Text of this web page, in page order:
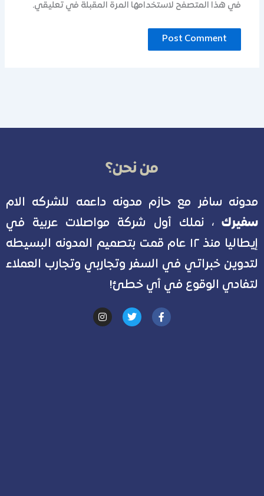
في هذا المتصفح لاستخدامها المرة المقبلة في تعليقي.
من نحن؟
مدونه سافر مع حازم مدونه داعمه للشركه الام
سفيرك ، نملك أول شركة مواصلات عربية في
إيطاليا منذ ١٢ عام قمت بتصميم المدونه البسيطه
لتدوين خبراتي في السفر وتجاربي وتجارب العملاء
لتفادي الوقوع في أي خطئ!
F
a
T
w
I
n